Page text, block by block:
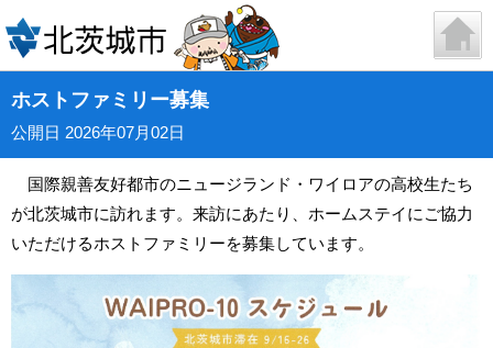
ホストファミリー募集
公開日 2026年07月02日
国際親善友好都市のニュージランド・ワイロアの高校生たち
が北茨城市に訪れます。来訪にあたり、ホームステイにご協力
いただけるホストファミリーを募集しています。